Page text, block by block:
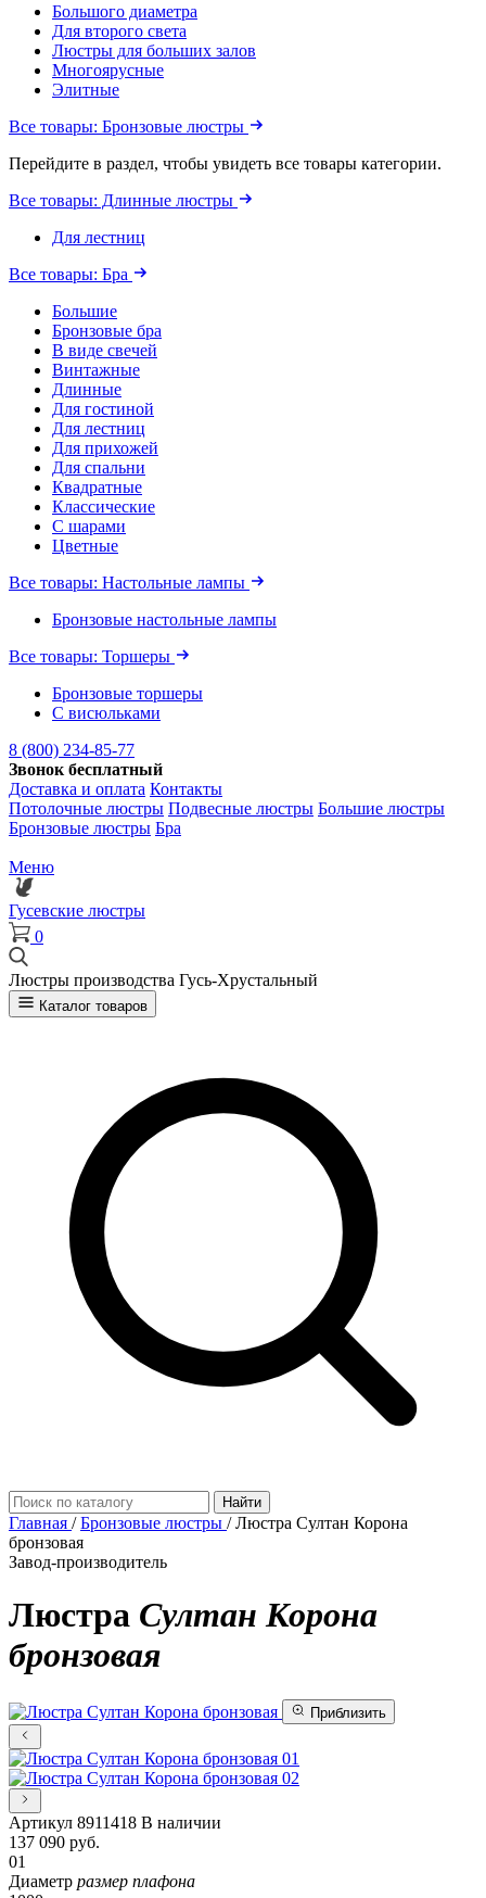
Большого диаметра
Для второго света
Люстры для больших залов
Многоярусные
Элитные
Все товары: Бронзовые люстры
Перейдите в раздел, чтобы увидеть все товары категории.
Все товары: Длинные люстры
Для лестниц
Все товары: Бра
Большие
Бронзовые бра
В виде свечей
Винтажные
Длинные
Для гостиной
Для лестниц
Для прихожей
Для спальни
Квадратные
Классические
С шарами
Цветные
Все товары: Настольные лампы
Бронзовые настольные лампы
Все товары: Торшеры
Бронзовые торшеры
С висюльками
8 (800) 234-85-77
Звонок бесплатный
Доставка и оплата Контакты
Потолочные люстры Подвесные люстры Большие люстры
Бронзовые люстры Бра
Меню
Гусевские люстры
0
Люстры производства Гусь-Хрустальный
Каталог товаров
Найти
Главная / Бронзовые люстры / Люстра Султан Корона
бронзовая
Завод-производитель
Люстра Султан Корона
бронзовая
Приблизить
01
02
Артикул 8911418 В наличии
137 090 руб.
01
Диаметр размер плафона